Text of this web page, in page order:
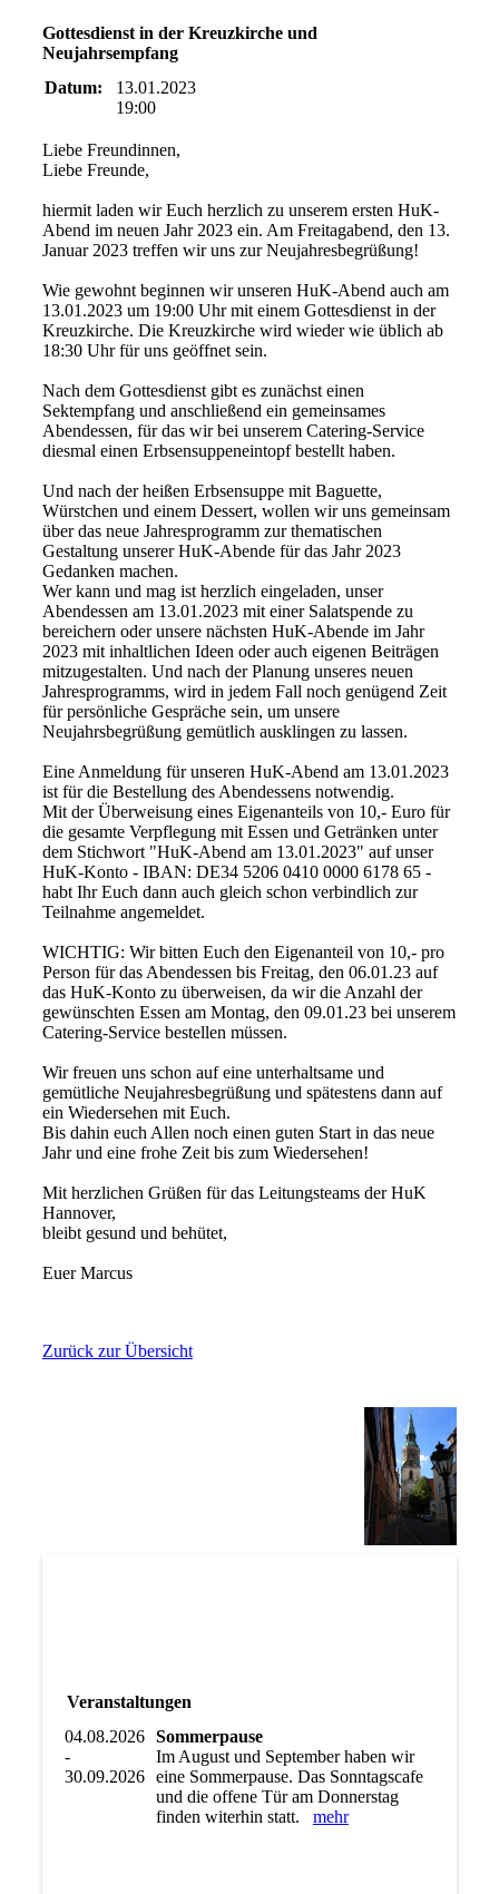
Gottesdienst in der Kreuzkirche und
Neujahrsempfang
Datum:
13.01.2023
19:00
Liebe Freundinnen,
Liebe Freunde,
hiermit laden wir Euch herzlich zu unserem ersten HuK-
Abend im neuen Jahr 2023 ein. Am Freitagabend, den 13.
Januar 2023 treffen wir uns zur Neujahresbegrüßung!
Wie gewohnt beginnen wir unseren HuK-Abend auch am
13.01.2023 um 19:00 Uhr mit einem Gottesdienst in der
Kreuzkirche. Die Kreuzkirche wird wieder wie üblich ab
18:30 Uhr für uns geöffnet sein.
Nach dem Gottesdienst gibt es zunächst einen
Sektempfang und anschließend ein gemeinsames
Abendessen, für das wir bei unserem Catering-Service
diesmal einen Erbsensuppeneintopf bestellt haben.
Und nach der heißen Erbsensuppe mit Baguette,
Würstchen und einem Dessert, wollen wir uns gemeinsam
über das neue Jahresprogramm zur thematischen
Gestaltung unserer HuK-Abende für das Jahr 2023
Gedanken machen.
Wer kann und mag ist herzlich eingeladen, unser
Abendessen am 13.01.2023 mit einer Salatspende zu
bereichern oder unsere nächsten HuK-Abende im Jahr
2023 mit inhaltlichen Ideen oder auch eigenen Beiträgen
mitzugestalten. Und nach der Planung unseres neuen
Jahresprogramms, wird in jedem Fall noch genügend Zeit
für persönliche Gespräche sein, um unsere
Neujahrsbegrüßung gemütlich ausklingen zu lassen.
Eine Anmeldung für unseren HuK-Abend am 13.01.2023
ist für die Bestellung des Abendessens notwendig.
Mit der Überweisung eines Eigenanteils von 10,- Euro für
die gesamte Verpflegung mit Essen und Getränken unter
dem Stichwort "HuK-Abend am 13.01.2023" auf unser
HuK-Konto - IBAN: DE34 5206 0410 0000 6178 65 -
habt Ihr Euch dann auch gleich schon verbindlich zur
Teilnahme angemeldet.
WICHTIG: Wir bitten Euch den Eigenanteil von 10,- pro
Person für das Abendessen bis Freitag, den 06.01.23 auf
das HuK-Konto zu überweisen, da wir die Anzahl der
gewünschten Essen am Montag, den 09.01.23 bei unserem
Catering-Service bestellen müssen.
Wir freuen uns schon auf eine unterhaltsame und
gemütliche Neujahresbegrüßung und spätestens dann auf
ein Wiedersehen mit Euch.
Bis dahin euch Allen noch einen guten Start in das neue
Jahr und eine frohe Zeit bis zum Wiedersehen!
Mit herzlichen Grüßen für das Leitungsteams der HuK
Hannover,
bleibt gesund und behütet,
Euer Marcus
Zurück zur Übersicht
Veranstaltungen
04.08.2026
-
30.09.2026
Sommerpause
Im August und September haben wir
eine Sommerpause. Das Sonntagscafe
und die offene Tür am Donnerstag
finden witerhin statt. mehr